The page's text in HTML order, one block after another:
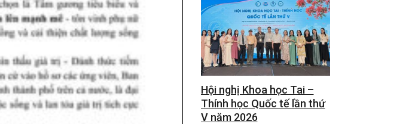
Hội nghị Khoa học Tai –
Thính học Quốc tế lần thứ
V năm 2026